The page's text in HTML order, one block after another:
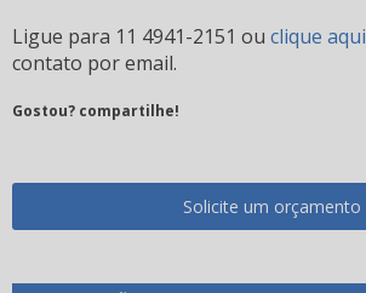
Ligue para 11 4941-2151 ou clique aqui
contato por email.
Gostou? compartilhe!
Solicite um orçamento